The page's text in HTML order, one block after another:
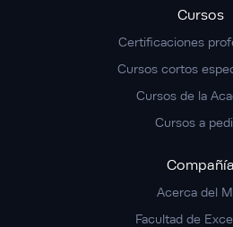
Cursos
Certificaciones
Cursos cortos
Cursos de la
Cursos a
Compañía
Acerca del
Facultad de